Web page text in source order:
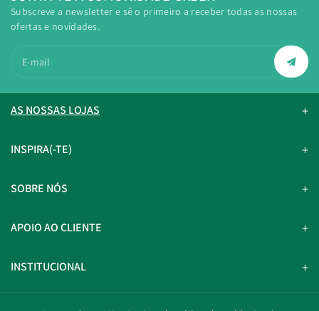
Subscreve a newsletter e sê o primeiro a receber todas as nossas
ofertas e novidades.
E-mail
AS NOSSAS LOJAS
INSPIRA(-TE)
SOBRE NÓS
APOIO AO CLIENTE
INSTITUCIONAL